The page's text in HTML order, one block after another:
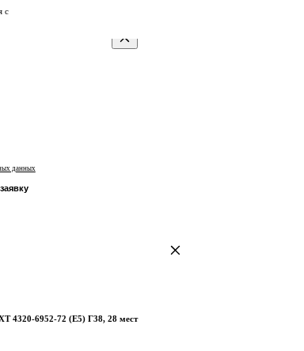
с
данных
4320-6952-72 (Е5) Г38, 28 мест